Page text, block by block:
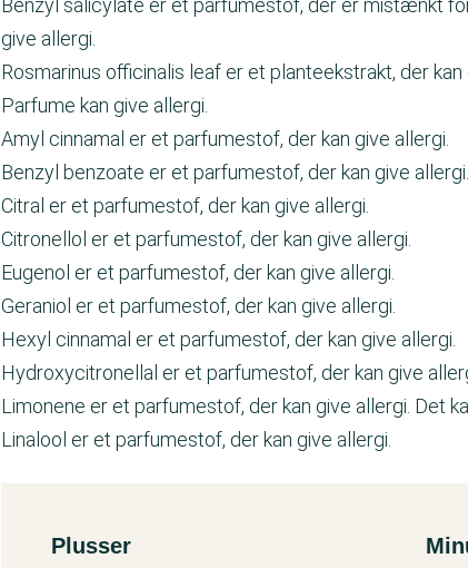
Benzyl salicylate er et parfumestof, der er mistænkt
give allergi.
Rosmarinus officinalis leaf er et planteekstrakt, der kan
Parfume kan give allergi.
Amyl cinnamal er et parfumestof, der kan give allergi.
Benzyl benzoate er et parfumestof, der kan give
Citral er et parfumestof, der kan give allergi.
Citronellol er et parfumestof, der kan give allergi.
Eugenol er et parfumestof, der kan give allergi.
Geraniol er et parfumestof, der kan give allergi.
Hexyl cinnamal er et parfumestof, der kan give allergi.
Hydroxycitronellal er et parfumestof, der kan give
Limonene er et parfumestof, der kan give allergi. Det
Linalool er et parfumestof, der kan give allergi.
Kemitest
Plusser